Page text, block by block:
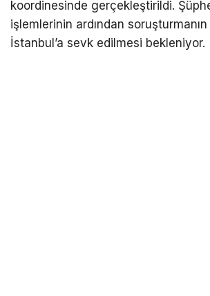
koordinesinde gerçekleştirildi.
işlemlerinin ardından
İstanbul’a sevk edilmesi bekleniyor.